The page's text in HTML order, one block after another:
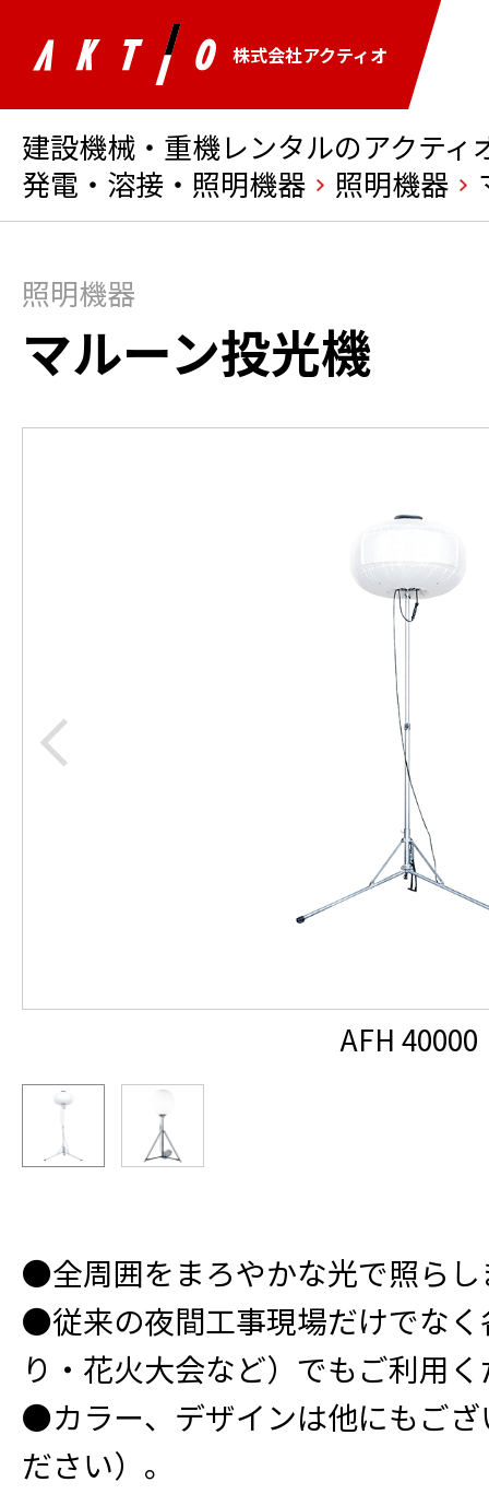
株式会社アクティオ
建設機械・重機レンタルのアクティ
発電・溶接・照明機器
照明機器
照明機器
マルーン投光機
AFH 40000
●全周囲をまろやかな光で照らし
●従来の夜間工事現場だけでな
り・花火大会など）でもご利用
●カラー、デザインは他にもご
ださい）。